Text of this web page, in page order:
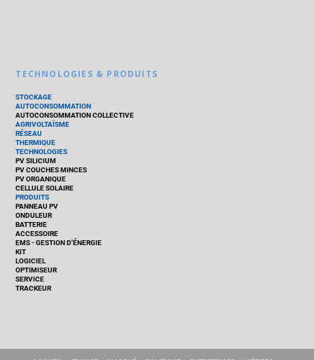
TECHNOLOGIES & PRODUITS
STOCKAGE
AUTOCONSOMMATION
AUTOCONSOMMATION COLLECTIVE
AGRIVOLTAÏSME
RÉSEAU
THERMIQUE
TECHNOLOGIES
PV SILICIUM
PV COUCHES MINCES
PV ORGANIQUE
CELLULE SOLAIRE
PRODUITS
PANNEAU PV
ONDULEUR
BATTERIE
ACCESSOIRE
EMS - GESTION D'ÉNERGIE
KIT
LOGICIEL
OPTIMISEUR
SERVICE
TRACKEUR